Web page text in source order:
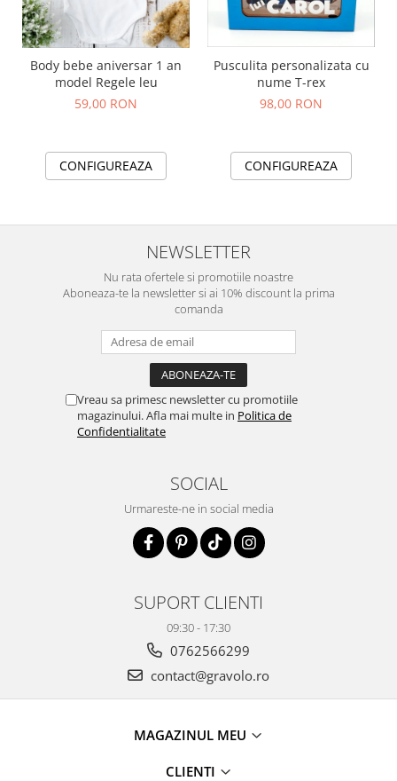
Body bebe aniversar 1 an
model Regele leu
59,00 RON
CONFIGUREAZA
Pusculita personalizata cu
nume T-rex
98,00 RON
CONFIGUREAZA
NEWSLETTER
Nu rata ofertele si promotiile noastre
Aboneaza-te la newsletter si ai 10% discount la prima
comanda
Vreau sa primesc newsletter cu promotiile
magazinului. Afla mai multe in Politica de
Confidentialitate
SOCIAL
Urmareste-ne in social media
SUPORT CLIENTI
09:30 - 17:30
0762566299
contact@gravolo.ro
MAGAZINUL MEU
CLIENTI